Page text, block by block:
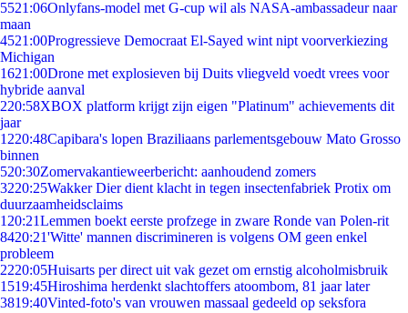
5521:06Onlyfans-model met G-cup wil als NASA-ambassadeur naar
maan
4521:00Progressieve Democraat El-Sayed wint nipt voorverkiezing
Michigan
1621:00Drone met explosieven bij Duits vliegveld voedt vrees voor
hybride aanval
220:58XBOX platform krijgt zijn eigen "Platinum" achievements dit
jaar
1220:48Capibara's lopen Braziliaans parlementsgebouw Mato Grosso
binnen
520:30Zomervakantieweerbericht: aanhoudend zomers
3220:25Wakker Dier dient klacht in tegen insectenfabriek Protix om
duurzaamheidsclaims
1 20:21Lemmen boekt eerste profzege in zware Ronde van Polen-rit
8420:21'Witte' mannen discrimineren is volgens OM geen enkel
probleem
2220:05Huisarts per direct uit vak gezet om ernstig alcoholmisbruik
1519:45Hiroshima herdenkt slachtoffers atoombom, 81 jaar later
3819:40Vinted-foto's van vrouwen massaal gedeeld op seksfora